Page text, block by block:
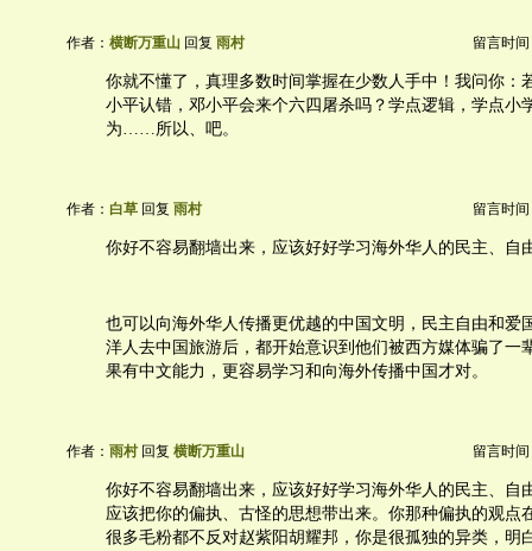
作者： 横断万重山 回复 雨村 留言时间
你就不懂了，真理多数时间掌握在少数人手中！我问你：
小平认错，邓小平会来个六四屠杀吗？学点逻辑，学点小
为……所以、吧。
作者： 白草 回复 雨村 留言时间
你好不容易翻墙出来，应该好好学习海外华人的民主、自
也可以向海外华人传播更优越的中国文明，民主自由和爱
洋人去中国旅游后，都开始意识到他们被西方媒体骗了一
果有中文能力，更容易学习和向海外传播中国才对。
作者： 雨村回复 横断万重山 留言时间
你好不容易翻墙出来，应该好好学习海外华人的民主、自
应该把你的偏执、古怪的思想带出来。你那种偏执的观点
很多毛粉都不反对赵紫阳胡耀邦，你是很孤独的异类，明